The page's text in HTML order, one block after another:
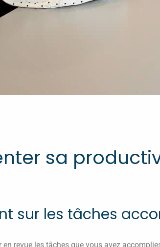
sa
sur les tâches
en revue les tâches que vous avez